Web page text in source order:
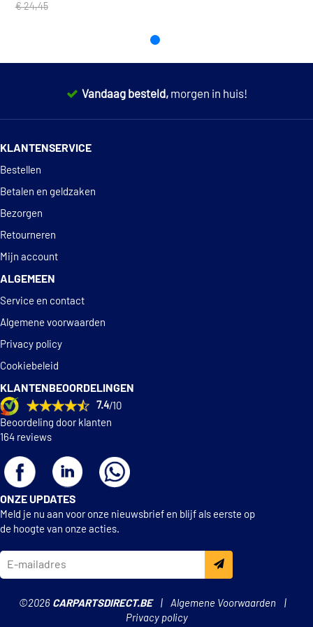
€ 24,45
Vandaag besteld, morgen in huis!
KLANTENSERVICE
Bestellen
Betalen en geldzaken
Bezorgen
Retourneren
Mijn account
ALGEMEEN
Service en contact
Algemene voorwaarden
Privacy policy
Cookiebeleid
KLANTENBEOORDELINGEN
7.4/10
Beoordeling door klanten
164 reviews
ONZE UPDATES
Meld je nu aan voor onze nieuwsbrief en blijf als eerste op
de hoogte van onze acties.
©2026 CARPARTSDIRECT.BE
Algemene Voorwaarden
Privacy policy